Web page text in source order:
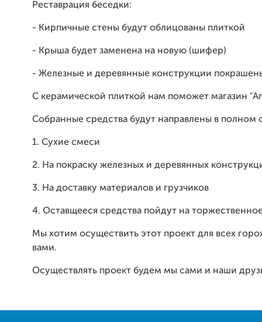
Реставрация беседки:
- Кирпичные стены будут облицованы плиткой
- Крыша будет заменена на новую (шифер)
- Железные и деревянные конструкции
С керамической плиткой нам поможет магазин
Собранные средства будут направлены в полном
1. Сухие смеси
2. На покраску железных и деревянных
3. На доставку материалов и грузчиков
4. Оставщееся средства пойдут на
Мы хотим осуществить этот проект для всех
вами.
Осуществлять проект будем мы сами и наши